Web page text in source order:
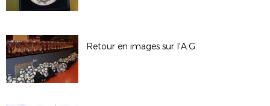
Retour en images sur l'A.G.